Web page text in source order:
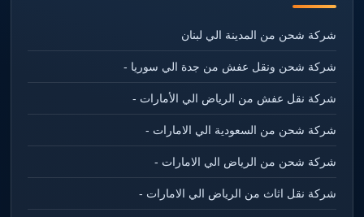
شركة شحن من المدينة الي لبنان
شركة شحن ونقل عفش من جدة الي سوريا -
شركة نقل عفش من الرياض الي الأمارات -
شركة شحن من السعودية الي الامارات -
شركة شحن من الرياض الي الامارات -
شركة نقل اثاث من الرياض الي الامارات -